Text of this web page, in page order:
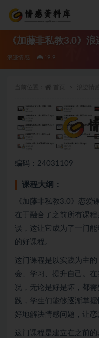
《加藤非私教3.0》
浪迹情感 19.9
编码：24031109
课程大纲：
《加藤非私教3.0》恋爱
在于融合了之前所有课
误，这让它成为了一门
的好课程。
这门课程是以实践为主
会、学习、提升自己。
况，无论是好是坏，都
践，学生们能够逐渐掌
好地解决情感问题，让恋
这门课程是建立在之前